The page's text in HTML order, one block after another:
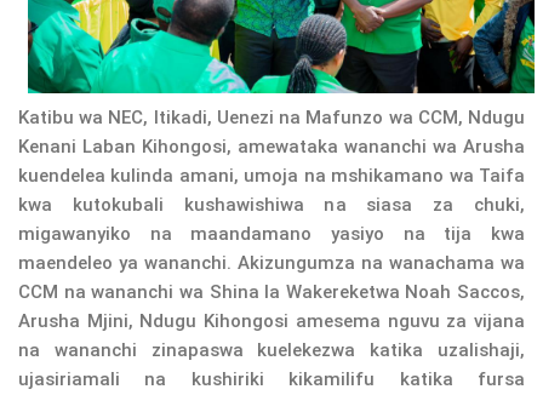
Katibu wa NEC, Itikadi, Uenezi na Mafunzo wa CCM, Ndugu
Kenani Laban Kihongosi, amewataka wananchi wa Arusha
kuendelea kulinda amani, umoja na mshikamano wa Taifa
kwa kutokubali kushawishiwa na siasa za chuki,
migawanyiko na maandamano yasiyo na tija kwa
maendeleo ya wananchi. Akizungumza na wanachama wa
CCM na wananchi wa Shina la Wakereketwa Noah Saccos,
Arusha Mjini, Ndugu Kihongosi amesema nguvu za vijana
na wananchi zinapaswa kuelekezwa katika uzalishaji,
ujasiriamali na kushiriki kikamilifu katika fursa